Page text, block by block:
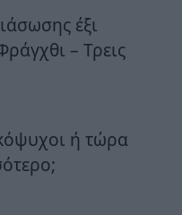
έξι
– Τρεις
ή τώρα